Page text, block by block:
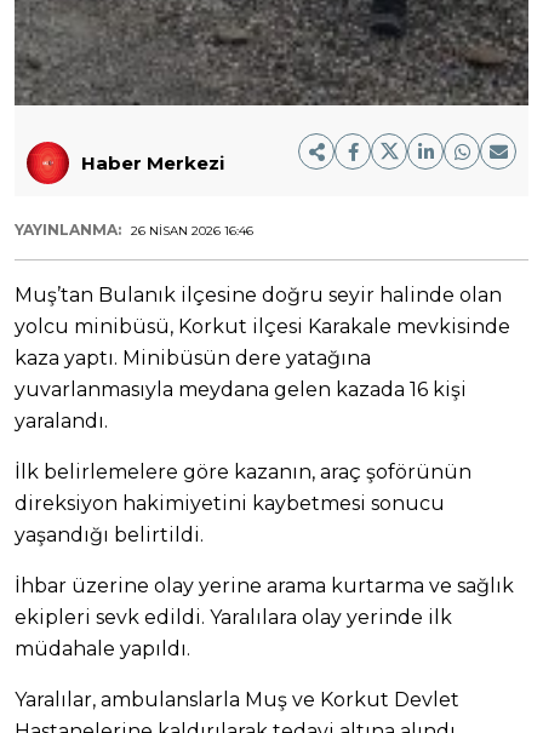
Haber Merkezi
YAYINLANMA: 26 NISAN 2026 16:46
Muş’tan Bulanık ilçesine doğru seyir halinde olan
yolcu minibüsü, Korkut ilçesi Karakale mevkisinde
kaza yaptı. Minibüsün dere yatağına
yuvarlanmasıyla meydana gelen kazada 16 kişi
yaralandı.
İlk belirlemelere göre kazanın, araç şoförünün
direksiyon hakimiyetini kaybetmesi sonucu
yaşandığı belirtildi.
İhbar üzerine olay yerine arama kurtarma ve sağlık
ekipleri sevk edildi. Yaralılara olay yerinde ilk
müdahale yapıldı.
Yaralılar, ambulanslarla Muş ve Korkut Devlet